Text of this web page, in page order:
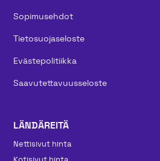
Sopimusehdot
Tietosuojaseloste
Evästepolitiikka
Saavutettavuusseloste
LÄNDÄREITÄ
Nettisivut hinta